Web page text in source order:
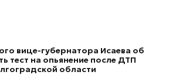
вице-губернатора Исаева об
тест на опьянение после ДТП
области